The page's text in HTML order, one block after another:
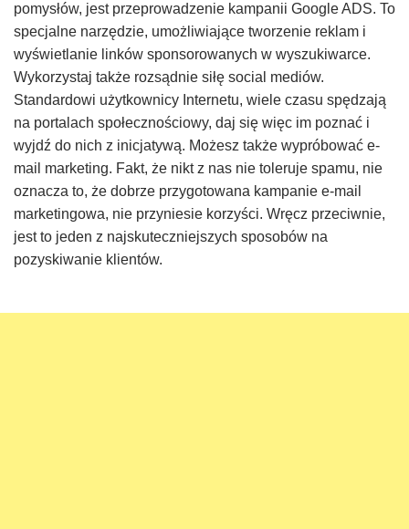
pomysłów, jest przeprowadzenie kampanii Google ADS. To
specjalne narzędzie, umożliwiające tworzenie reklam i
wyświetlanie linków sponsorowanych w wyszukiwarce.
Wykorzystaj także rozsądnie siłę social mediów.
Standardowi użytkownicy Internetu, wiele czasu spędzają
na portalach społecznościowy, daj się więc im poznać i
wyjdź do nich z inicjatywą. Możesz także wypróbować e-
mail marketing. Fakt, że nikt z nas nie toleruje spamu, nie
oznacza to, że dobrze przygotowana kampanie e-mail
marketingowa, nie przyniesie korzyści. Wręcz przeciwnie,
jest to jeden z najskuteczniejszych sposobów na
pozyskiwanie klientów.